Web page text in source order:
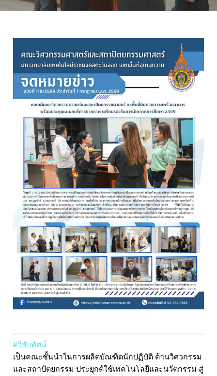
#วิสัยทัศน์
เป็นคณะชั้นนำในการผลิตบัณฑิตนักปฏิบัติ ด้านวิศวกรรม
และสถาปัตยกรรม ประยุกต์ใช้เทคโนโลยีและนวัตกรรม สู่